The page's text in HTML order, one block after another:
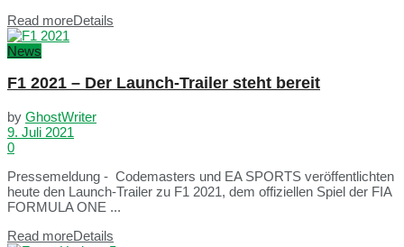
Read moreDetails
News
F1 2021 – Der Launch-Trailer steht bereit
by GhostWriter
9. Juli 2021
0
Pressemeldung - Codemasters und EA SPORTS veröffentlichten
heute den Launch-Trailer zu F1 2021, dem offiziellen Spiel der FIA
FORMULA ONE ...
Read moreDetails